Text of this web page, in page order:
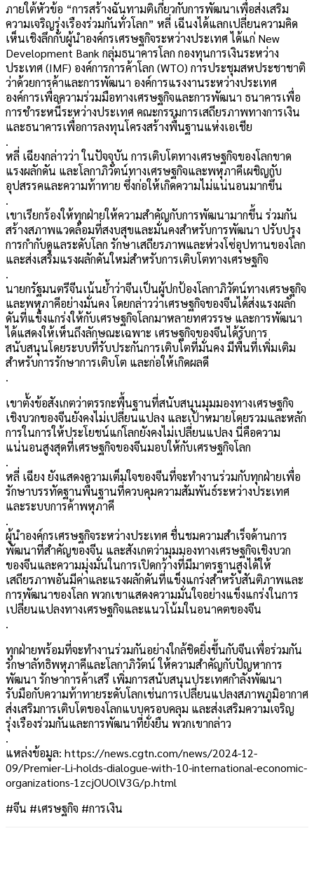
ภายใต้หัวข้อ “การสร้างฉันทามติเกี่ยวกับการพัฒนาเพื่อส่งเสริม
ความเจริญรุ่งเรืองร่วมกันทั่วโลก” หลี่ เฉีนงได้แลกเปลี่ยนความคิด
เห็นเชิงลึกกับผู้นำองค์กรเศรษฐกิจระหว่างประเทศ ได้แก่ New
Development Bank กลุ่มธนาคารโลก กองทุนการเงินระหว่าง
ประเทศ (IMF) องค์การการค้าโลก (WTO) การประชุมสหประชาชาติ
ว่าด้วยการค้าและการพัฒนา องค์การแรงงานระหว่างประเทศ
องค์การเพื่อความร่วมมือทางเศรษฐกิจและการพัฒนา ธนาคารเพื่อ
การชำระหนี้ระหว่างประเทศ คณะกรรมการเสถียรภาพทางการเงิน
และธนาคารเพื่อการลงทุนโครงสร้างพื้นฐานแห่งเอเชีย
.
หลี่ เฉียงกล่าวว่า ในปัจจุบัน การเติบโตทางเศรษฐกิจของโลกขาด
แรงผลักดัน และโลกาภิวัตน์ทางเศรษฐกิจและพหุภาคีเผชิญกับ
อุปสรรคและความท้าทาย ซึ่งก่อให้เกิดความไม่แน่นอนมากขึ้น
.
เขาเรียกร้องให้ทุกฝ่ายให้ความสำคัญกับการพัฒนามากขึ้น ร่วมกัน
สร้างสภาพแวดล้อมที่สงบสุขและมั่นคงสำหรับการพัฒนา ปรับปรุง
การกำกับดูแลระดับโลก รักษาเสถียรภาพและห่วงโซ่อุปทานของโลก
และส่งเสริมแรงผลักดันใหม่สำหรับการเติบโตทางเศรษฐกิจ
.
นายกรัฐมนตรีจีนเน้นย้ำว่าจีนเป็นผู้ปกป้องโลกาภิวัตน์ทางเศรษฐกิจ
และพหุภาคีอย่างมั่นคง โดยกล่าวว่าเศรษฐกิจของจีนได้ส่งแรงผลัก
ดันที่แข็งแกร่งให้กับเศรษฐกิจโลกมาหลายทศวรรษ และการพัฒนา
ได้แสดงให้เห็นถึงลักษณะเฉพาะ เศรษฐกิจของจีนได้รับการ
สนับสนุนโดยระบบที่รับประกันการเติบโตที่มั่นคง มีพื้นที่เพิ่มเติม
สำหรับการรักษาการเติบโต และก่อให้เกิดผลดี
.
เขาตั้งข้อสังเกตว่าตรรกะพื้นฐานที่สนับสนุนมุมมองทางเศรษฐกิจ
เชิงบวกของจีนยังคงไม่เปลี่ยนแปลง และเป้าหมายโดยรวมและหลัก
การในการให้ประโยชน์แก่โลกยังคงไม่เปลี่ยนแปลง นี่คือความ
แน่นอนสูงสุดที่เศรษฐกิจของจีนมอบให้กับเศรษฐกิจโลก
.
หลี่ เฉียง ยังแสดงความเต็มใจของจีนที่จะทำงานร่วมกับทุกฝ่ายเพื่อ
รักษาบรรทัดฐานพื้นฐานที่ควบคุมความสัมพันธ์ระหว่างประเทศ
และระบบการค้าพหุภาคี
.
ผู้นำองค์กรเศรษฐกิจระหว่างประเทศ ชื่นชมความสำเร็จด้านการ
พัฒนาที่สำคัญของจีน และสังเกตว่ามุมมองทางเศรษฐกิจเชิงบวก
ของจีนและความมุ่งมั่นในการเปิดกว้างที่มีมาตรฐานสูงได้ให้
เสถียรภาพอันมีค่าและแรงผลักดันที่แข็งแกร่งสำหรับสันติภาพและ
การพัฒนาของโลก พวกเขาแสดงความมั่นใจอย่างแข็งแกร่งในการ
เปลี่ยนแปลงทางเศรษฐกิจและแนวโน้มในอนาคตของจีน
.
ทุกฝ่ายพร้อมที่จะทำงานร่วมกันอย่างใกล้ชิดยิ่งขึ้นกับจีนเพื่อร่วมกัน
รักษาลัทธิพหุภาคีและโลกาภิวัตน์ ให้ความสำคัญกับปัญหาการ
พัฒนา รักษาการค้าเสรี เพิ่มการสนับสนุนประเทศกำลังพัฒนา
รับมือกับความท้าทายระดับโลกเช่นการเปลี่ยนแปลงสภาพภูมิอากาศ
ส่งเสริมการเติบโตของโลกแบบครอบคลุม และส่งเสริมความเจริญ
รุ่งเรืองร่วมกันและการพัฒนาที่ยั่งยืน พวกเขากล่าว
.
แหล่งข้อมูล: https://news.cgtn.com/news/2024-12-
09/Premier-Li-holds-dialogue-with-10-international-economic-
organizations-1zcjOUOlV3G/p.html
#จีน #เศรษฐกิจ #การเงิน